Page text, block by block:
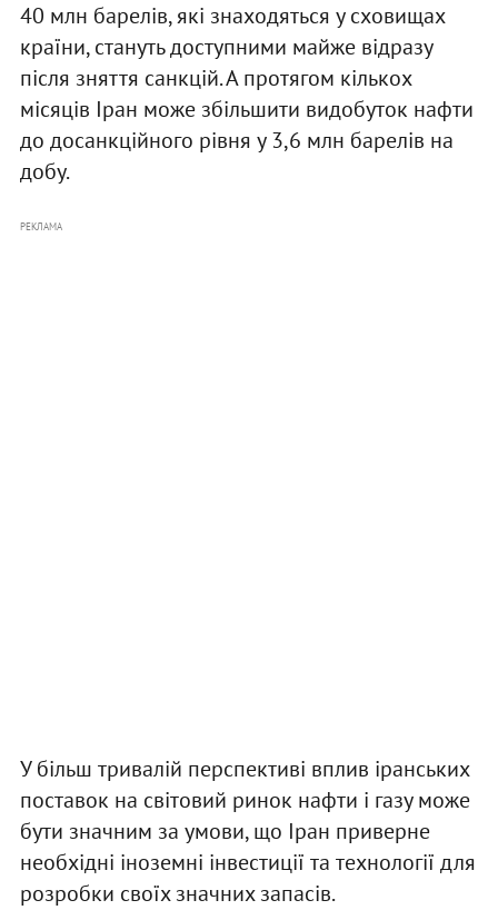
40 млн барелів, які знаходяться у сховищах
країни, стануть доступними майже відразу
після зняття санкцій. А протягом кількох
місяців Іран може збільшити видобуток нафти
до досанкційного рівня у 3,6 млн барелів на
добу.
РЕКЛАМА
У більш тривалій перспективі вплив іранських
поставок на світовий ринок нафти і газу може
бути значним за умови, що Іран приверне
необхідні іноземні інвестиції та технології для
розробки своїх значних запасів.